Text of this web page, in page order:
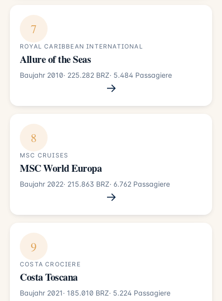
7
ROYAL CARIBBEAN INTERNATIONAL
Allure of the Seas
Baujahr 2010· 225.282 BRZ· 5.484 Passagiere
→
8
MSC CRUISES
MSC World Europa
Baujahr 2022· 215.863 BRZ· 6.762 Passagiere
→
9
COSTA CROCIERE
Costa Toscana
Baujahr 2021· 185.010 BRZ· 5.224 Passagiere